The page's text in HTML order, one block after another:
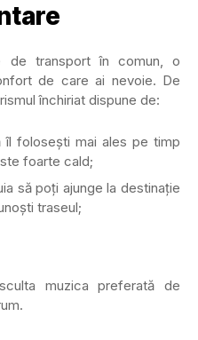
de transport în comun, o
de care ai nevoie. De
închiriat dispune de:
folosești mai ales pe timp
foarte cald;
să poți ajunge la destinație
traseul;
muzica preferată de